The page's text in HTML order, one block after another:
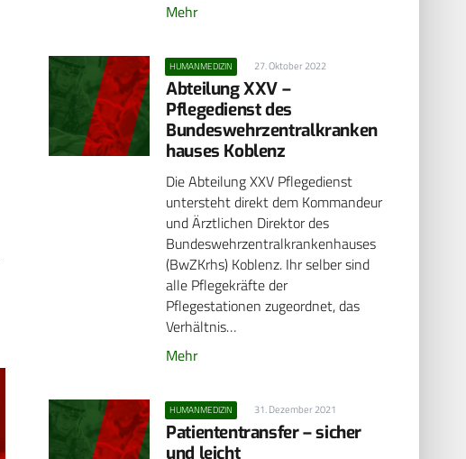
Mehr
HUMANMEDIZIN 27. Oktober 2022
Abteilung XXV –
Pflegedienst des
Bundeswehrzentralkranken
hauses Koblenz
Die Abteilung XXV Pflegedienst
untersteht direkt dem Kommandeur
und Ärztlichen Direktor des
Bundeswehrzentralkrankenhauses
(BwZKrhs) Koblenz. Ihr selber sind
alle Pflegekräfte der
Pflegestationen zugeordnet, das
Verhältnis…
Mehr
HUMANMEDIZIN 31. Dezember 2021
Patiententransfer – sicher
und leicht